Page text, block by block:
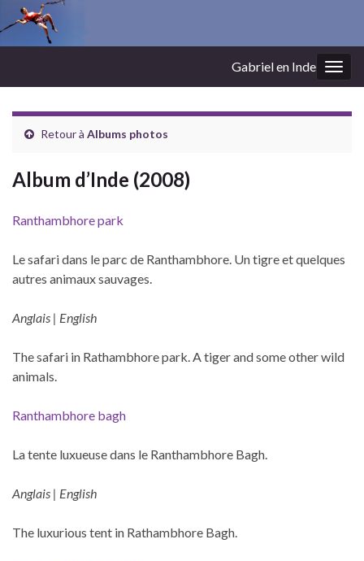
Gabriel en Inde
Retour à Albums photos
Album d’Inde (2008)
Ranthambhore park
Le safari dans le parc de Ranthambhore. Un tigre et quelques
autres animaux sauvages.
Anglais | English
The safari in Rathambhore park. A tiger and some other wild
animals.
Ranthambhore bagh
La tente luxueuse dans le Ranthambhore Bagh.
Anglais | English
The luxurious tent in Rathambhore Bagh.